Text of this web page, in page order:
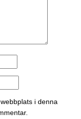
i denna